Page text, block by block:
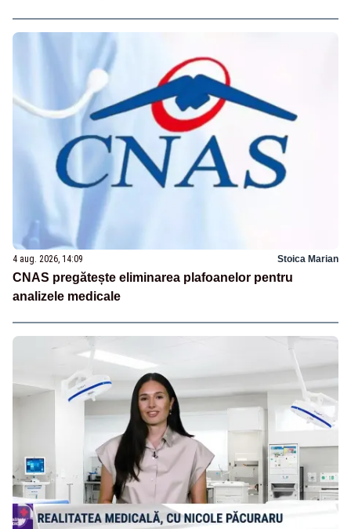
4 aug. 2026, 14:09 Stoica Marian
CNAS pregătește eliminarea plafoanelor pentru
analizele medicale